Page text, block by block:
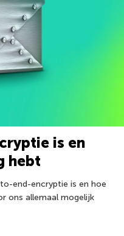
is en
hebt
end-encryptie is en hoe
ons allemaal mogelijk